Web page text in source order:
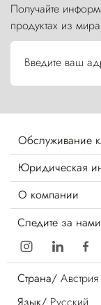
Получайте
продуктах из
Введите ваш
Обслуживание
Юридическая
О компании
Следите за нами
Страна/ Австрия